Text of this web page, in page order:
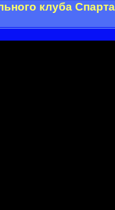
клуба